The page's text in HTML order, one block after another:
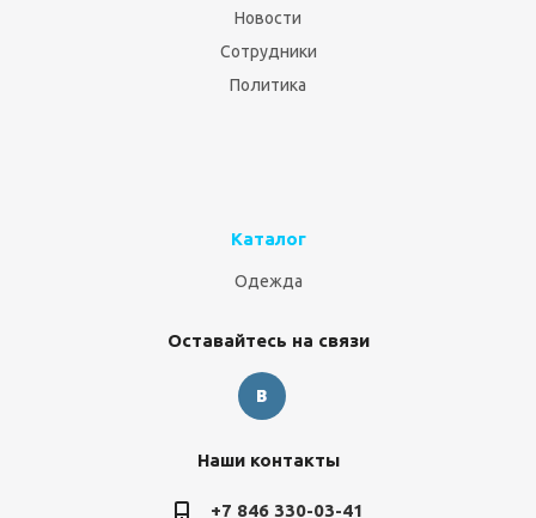
Новости
Сотрудники
Политика
Каталог
Одежда
Оставайтесь на связи
Наши контакты
+7 846 330-03-41